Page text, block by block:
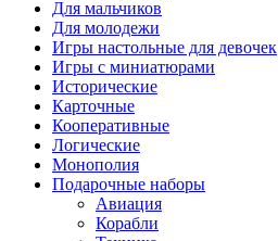
Для мальчиков
Для молодежи
Игры настольные для девочек
Игры с миниатюрами
Исторические
Карточные
Кооперативные
Логические
Монополия
Подарочные наборы
Авиация
Корабли